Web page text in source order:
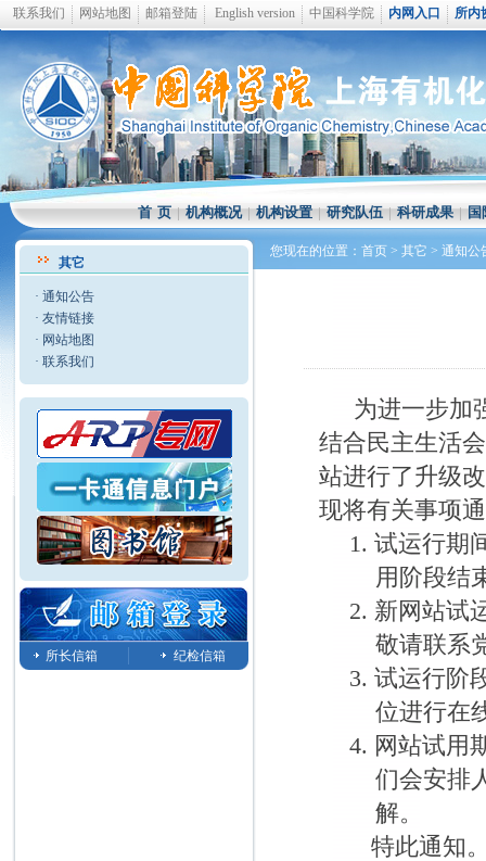
联系我们 网站地图 邮箱登陆 English version 中国科学院 内网入口 所内
首 页 | 机构概况 | 机构设置 | 研究队伍 | 科研成果 | 国
其它
· 通知公告
· 友情链接
· 网站地图
· 联系我们
所长信箱 纪检信箱
您现在的位置： 首页 > 其它 > 通知公
为进一步加
结合民主生活
站进行了升级
现将有关事项
1. 试运行期
用阶段结
2. 新网站试
敬请联系
3. 试运行阶
位进行在
4. 网站试用
们会安排
解。
特此通知